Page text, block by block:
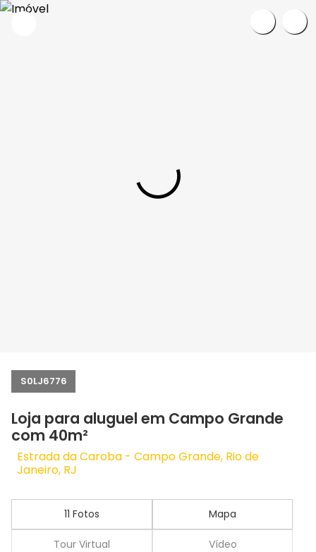
S0LJ6776
Loja para aluguel em Campo Grande
com 40m²
Estrada da Caroba - Campo Grande, Rio de
Janeiro, RJ
11 Fotos Mapa
Tour Virtual Vídeo